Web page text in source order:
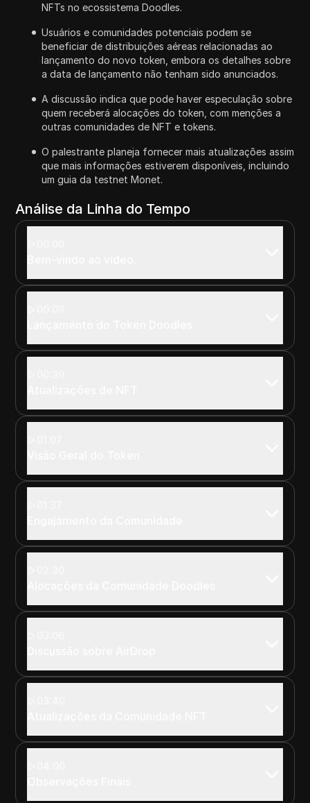
NFTs no ecossistema Doodles.
Usuários e comunidades potenciais podem se
beneficiar de distribuições aéreas relacionadas ao
lançamento do novo token, embora os detalhes sobre
a data de lançamento não tenham sido anunciados.
A discussão indica que pode haver especulação sobre
quem receberá alocações do token, com menções a
outras comunidades de NFT e tokens.
O palestrante planeja fornecer mais atualizações assim
que mais informações estiverem disponíveis, incluindo
um guia da testnet Monet.
Análise da Linha do Tempo